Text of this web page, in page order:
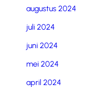
augustus 2024
juli 2024
juni 2024
mei 2024
april 2024